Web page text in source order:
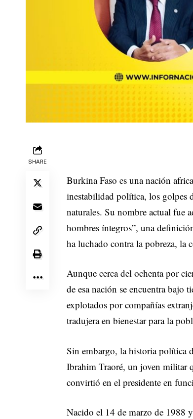
SHARE
Burkina Faso es una nación
inestabilidad política, los golpes
naturales. Su nombre actual fue
hombres íntegros”, una
ha luchado contra la pobreza, la
Aunque cerca del ochenta por
de esa nación se encuentra bajo
explotados por compañías
tradujera en bienestar para la
Sin embargo, la historia política
Ibrahim Traoré, un joven militar
convirtió en el presidente en
Nacido el 14 de marzo de 1988